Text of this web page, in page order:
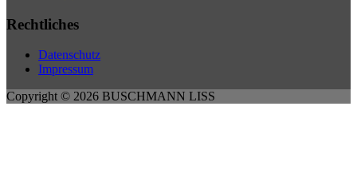
Rechtliches
Datenschutz
Impressum
Copyright © 2026 BUSCHMANN LISS